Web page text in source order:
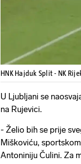
HNK Hajduk Split - NK
U Ljubljani se
na Rujevici.
- Želio bih se prije
Miškoviću,
Antoniniju Čulini. Za